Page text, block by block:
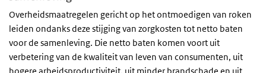
Overheidsmaatregelen gericht op het ontmoedigen van roken
leiden ondanks deze stijging van zorgkosten tot netto baten
voor de samenleving. Die netto baten komen voort uit
verbetering van de kwaliteit van leven van consumenten, uit